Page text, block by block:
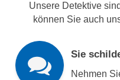
Unsere Detektive
können Sie auch
Sie
Nehmen